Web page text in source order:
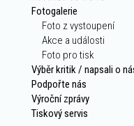
Fotogalerie
Foto z vystoupení
Akce a události
Foto pro tisk
Výběr kritik / napsali o
Podpořte nás
Výroční zprávy
Tiskový servis